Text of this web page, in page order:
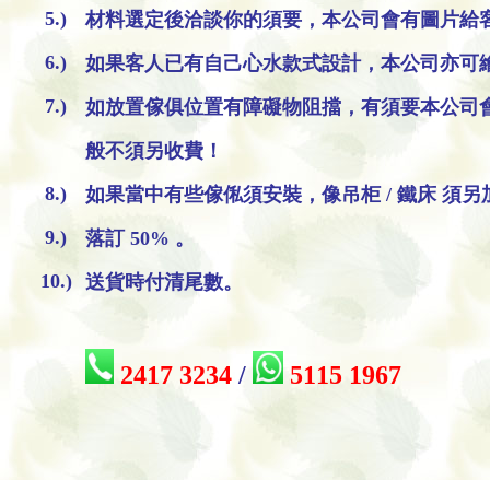
5.)
材料選定後洽談你的須要，本公司會有圖片
6.)
如果客人已有自己心水款式設計，本公司亦可
7.)
如放置傢俱位置有障礙物阻擋，有須要本公
般不須另收費！
8.)
如果當中有些傢俬須安裝，像吊柜 / 鐵床 須
9.)
落訂 50% 。
10.)
送貨時付清尾數。
2417 3234 / 5115 1967